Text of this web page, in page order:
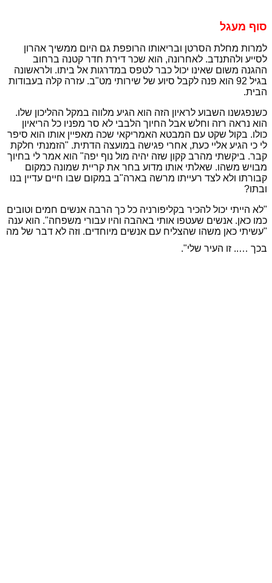
סוף מעגל
למרות מחלת הסרטן ובריאותו הרופפת גם היום ממשיך אהרון
לסייע ולהתנדב. לאחרונה, הוא שכר דירת חדר קטנה ברחוב
ההגנה משום שאינו יכול כבר לטפס במדרגות אל ביתו. ולראשונה
בגיל 92 הוא פנה לקבל סיוע של שירותי מט"ב.
עזרה קלה בעבודות
הבית.
כשנפגשנו השבוע לראיון הזה הוא הגיע מלווה במקל ההליכון שלו.
הוא נראה רזה וחלש אבל החיוך הלבבי לא סר מפניו כל הריאיון
כולו. בקול שקט עם המבטא האמריקאי שכה מאפיין אותו הוא סיפר
לי כי הגיע אליי כעת, אחרי פגישה במועצה הדתית. "הזמנתי חלקת
קבר. ביקשתי מהרב קקון שזה יהיה מול נוף יפה" הוא אמר לי בחיוך
מבויש משהו. שאלתי אותו מדוע בחר את קריית שמונה כמקום
קבורתו ולא לצד רעייתו מרשה בארה"ב במקום שבו חיים עדיין בנו
ובתו?
"לא הייתי יכול להכיר בקליפורניה כל כך הרבה אנשים חמים וטובים
כמו כאן. אנשים שעטפו אותי באהבה והיו עבורי משפחה". הוא ענה
"עשיתי כאן משהו שהצליח עם אנשים מיוחדים. וזה לא דבר של מה
בכך ….. זו העיר שלי".